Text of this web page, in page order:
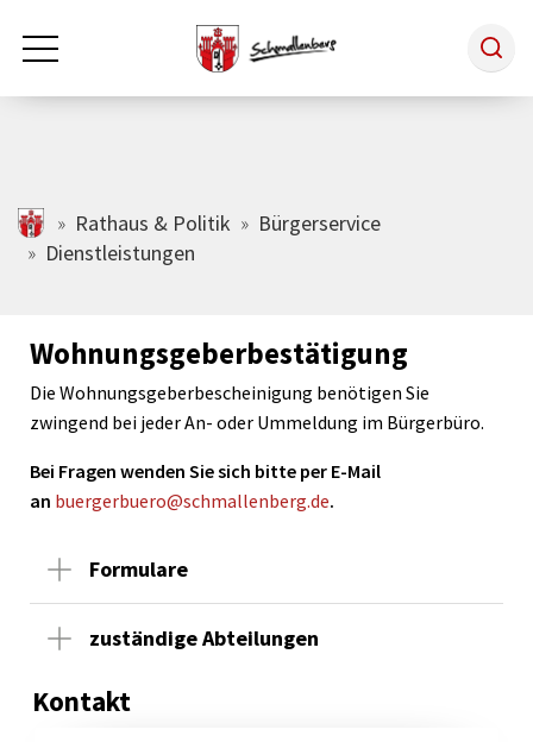
Zum Hauptinhalt springen
Rathaus & Politik
Tourismus
schmallenberg.de
Rathaus & Politik
Bürgerservice
Dienstleistungen
Wohnungsgeberbestätigung
Die Wohnungsgeberbescheinigung benötigen Sie
zwingend bei jeder An- oder Ummeldung im Bürgerbüro.
Bei Fragen wenden Sie sich bitte per E-Mail
an buergerbuero@schmallenberg.de.
Formulare
zuständige Abteilungen
Kontakt